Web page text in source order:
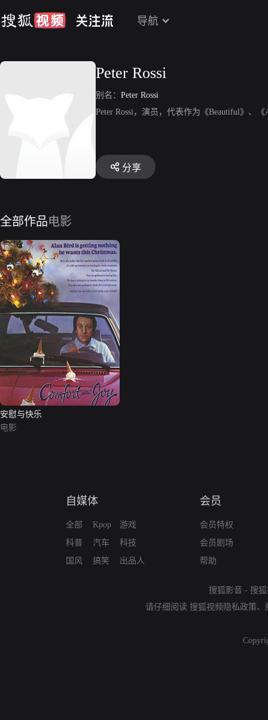
导航
Peter Rossi
别名： Peter Rossi
Peter Rossi，演员，代表作为《Beautiful》、
分享
全部作品电影
安慰与快乐
电影
自媒体
全部
科普
国风
Kpop
汽车
搞笑
游戏
科技
出品人
会员
会员特权
会员剧场
帮助
搜狐影音 - 搜
请仔细阅读 搜狐视频隐私政策、